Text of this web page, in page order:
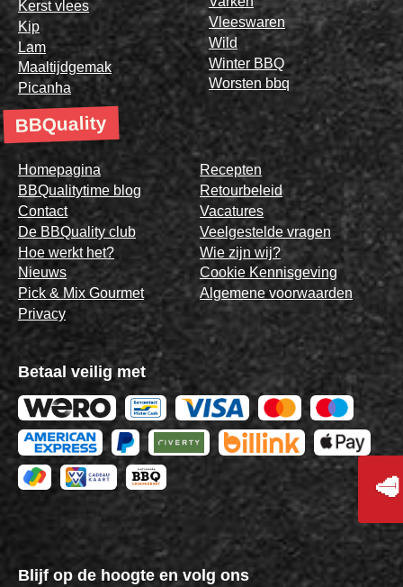
Kerst vlees
Kip
Lam
Maaltijdgemak
Picanha
Vleeswaren
Wild
Winter BBQ
Worsten bbq
BBQuality
Homepagina
BBQualitytime blog
Contact
De BBQuality club
Hoe werkt het?
Nieuws
Pick & Mix Gourmet
Privacy
Recepten
Retourbeleid
Vacatures
Veelgestelde vragen
Wie zijn wij?
Cookie Kennisgeving
Algemene voorwaarden
Betaal veilig met
Blijf op de hoogte en volg ons
🥩